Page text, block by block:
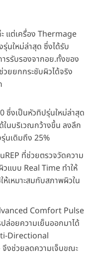
แต่เครื่อง Thermage
รุ่นใหม่ล่าสุด ซึ่งได้รับ
รรับรองจากอย.ทั้งของ
วยยกกระชับผิวได้จริง
ซึ่งเป็นหัวทิปรุ่นใหม่ล่าสุด
ในบริเวณกว้างขึ้น ลงลึก
รุ่นเดิมถึง 25%
ที่ช่วยตรวจวัดความ
แบบ Real Time ทำให้
เหมาะสมกับสภาพผิวใน
Comfort Pulse
ล่อยความเย็นออกมาได้
Directional
งช่วยลดความเจ็บขณะ